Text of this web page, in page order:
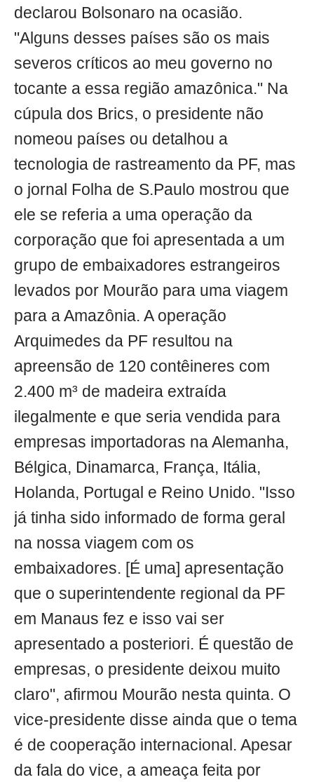
declarou Bolsonaro na ocasião.
"Alguns desses países são os mais
severos críticos ao meu governo no
tocante a essa região amazônica." Na
cúpula dos Brics, o presidente não
nomeou países ou detalhou a
tecnologia de rastreamento da PF, mas
o jornal Folha de S.Paulo mostrou que
ele se referia a uma operação da
corporação que foi apresentada a um
grupo de embaixadores estrangeiros
levados por Mourão para uma viagem
para a Amazônia. A operação
Arquimedes da PF resultou na
apreensão de 120 contêineres com
2.400 m³ de madeira extraída
ilegalmente e que seria vendida para
empresas importadoras na Alemanha,
Bélgica, Dinamarca, França, Itália,
Holanda, Portugal e Reino Unido. "Isso
já tinha sido informado de forma geral
na nossa viagem com os
embaixadores. [É uma] apresentação
que o superintendente regional da PF
em Manaus fez e isso vai ser
apresentado a posteriori. É questão de
empresas, o presidente deixou muito
claro", afirmou Mourão nesta quinta. O
vice-presidente disse ainda que o tema
é de cooperação internacional. Apesar
da fala do vice, a ameaça feita por